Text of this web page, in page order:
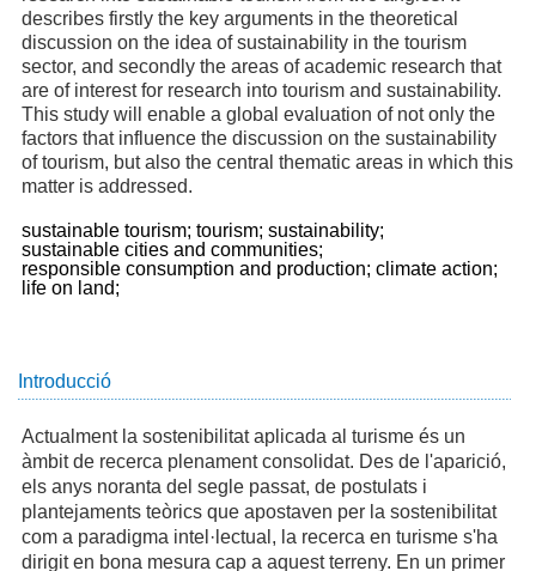
describes firstly the key arguments in the theoretical
discussion on the idea of sustainability in the tourism
sector, and secondly the areas of academic research that
are of interest for research into tourism and sustainability.
This study will enable a global evaluation of not only the
factors that influence the discussion on the sustainability
of tourism, but also the central thematic areas in which this
matter is addressed.
sustainable tourism; tourism; sustainability;
sustainable cities and communities;
responsible consumption and production; climate action;
life on land;
Introducció
Actualment la sostenibilitat aplicada al turisme és un
àmbit de recerca plenament consolidat. Des de l'aparició,
els anys noranta del segle passat, de postulats i
plantejaments teòrics que apostaven per la sostenibilitat
com a paradigma intel·lectual, la recerca en turisme s'ha
dirigit en bona mesura cap a aquest terreny. En un primer